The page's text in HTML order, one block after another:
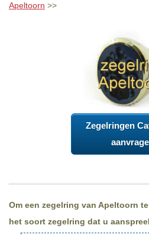
Apeltoorn >>
Zegelringen
Om een zegelring van Apeltoorn
het soort zegelring dat u